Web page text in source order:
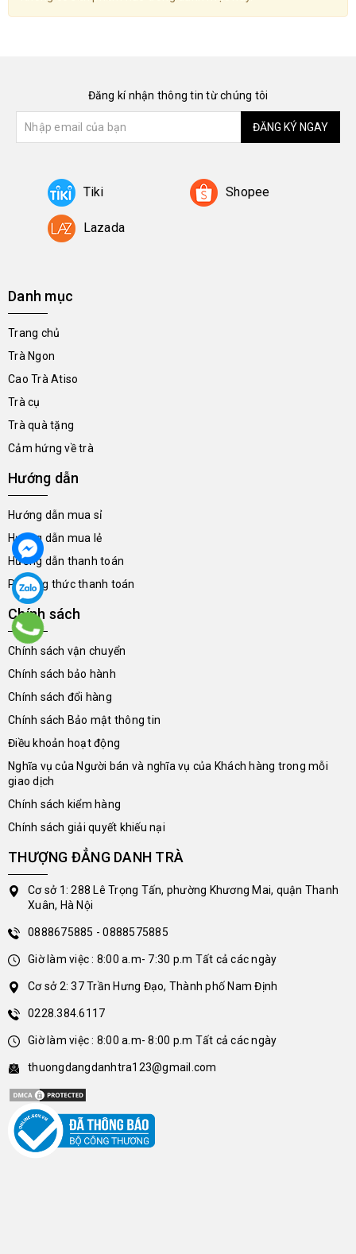
Đăng kí nhận thông tin từ chúng tôi
ĐĂNG KÝ NGAY
Tiki Shopee
Lazada
Danh mục
Trang chủ
Trà Ngon
Cao Trà Atiso
Trà cụ
Trà quà tặng
Cảm hứng về trà
Hướng dẫn
Hướng dẫn mua sỉ
Hướng dẫn mua lẻ
Hướng dẫn thanh toán
Phương thức thanh toán
Chính sách
Chính sách vận chuyển
Chính sách bảo hành
Chính sách đổi hàng
Chính sách Bảo mật thông tin
Điều khoản hoạt động
Nghĩa vụ của Người bán và nghĩa vụ của Khách hàng trong mỗi
giao dịch
Chính sách kiểm hàng
Chính sách giải quyết khiếu nại
THƯỢNG ĐẲNG DANH TRÀ
Cơ sở 1: 288 Lê Trọng Tấn, phường Khương Mai, quận Thanh
Xuân, Hà Nội
0888675885 - 0888575885
Giờ làm việc : 8:00 a.m- 7:30 p.m Tất cả các ngày
Cơ sở 2: 37 Trần Hưng Đạo, Thành phố Nam Định
0228.384.6117
Giờ làm việc : 8:00 a.m- 8:00 p.m Tất cả các ngày
thuongdangdanhtra123@gmail.com